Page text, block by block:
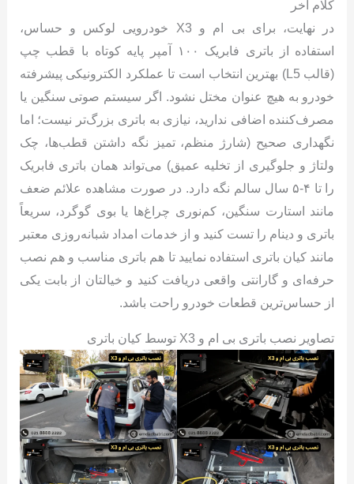
کلام آخر
در نهایت، برای بی ام و X3 خودرویی لوکس و حساس،
استفاده از باتری فابریک ۱۰۰ آمپر پایه کوتاه با قطب چپ
(قالب L5) بهترین انتخاب است تا عملکرد الکترونیکی پیشرفته
خودرو به هیچ عنوان مختل نشود. اگر سیستم صوتی سنگین یا
مصرف‌کننده اضافی ندارید، نیازی به باتری بزرگ‌تر نیست؛ اما
نگهداری صحیح (شارژ منظم، تمیز نگه داشتن قطب‌ها، چک
ولتاژ و جلوگیری از تخلیه عمیق) می‌تواند همان باتری فابریک
را تا ۴-۵ سال سالم نگه دارد. در صورت مشاهده علائم ضعف
مانند استارت سنگین، کم‌نوری چراغ‌ها یا بوی گوگرد، سریعاً
باتری و دینام را تست کنید و از خدمات امداد شبانه‌روزی معتبر
مانند کیان باتری استفاده نمایید تا هم باتری مناسب و هم نصب
حرفه‌ای و گارانتی واقعی دریافت کنید و خیالتان از بابت یکی
از حساس‌ترین قطعات خودرو راحت باشد.
تصاویر نصب باتری بی ام و X3 توسط کیان باتری